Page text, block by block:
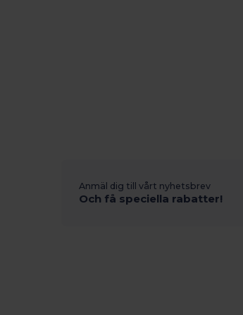
Anmäl dig till vårt nyhetsbrev
Och få speciella rabatter!